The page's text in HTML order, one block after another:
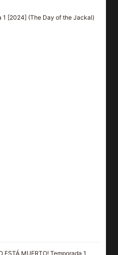
1 [2024] (The Day of the Jackal)
ESTÁ MUERTO! Temporada 1